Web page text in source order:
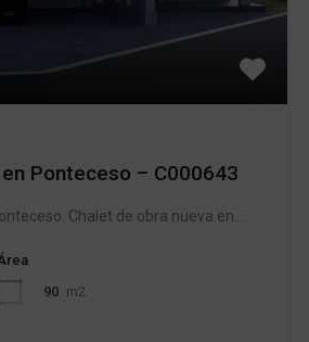
Ponteceso – C000643
Chalet de obra nueva en…
90 m2